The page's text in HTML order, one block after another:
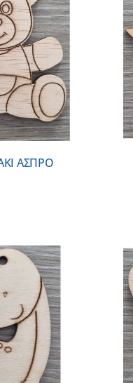
ΑΣΠΡΟ
ΣΤΟ ΚΑΛΑΘΙ
ΣΤΟ ΚΑΛΑΘΙ